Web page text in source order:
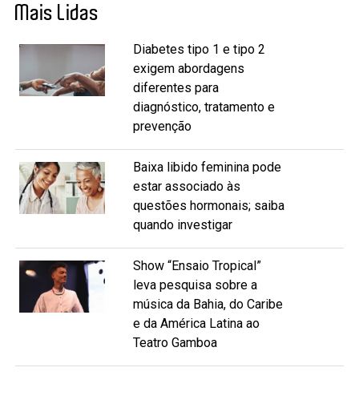
Mais Lidas
Diabetes tipo 1 e tipo 2
exigem abordagens
diferentes para
diagnóstico, tratamento e
prevenção
Baixa libido feminina pode
estar associado às
questões hormonais; saiba
quando investigar
Show “Ensaio Tropical”
leva pesquisa sobre a
música da Bahia, do Caribe
e da América Latina ao
Teatro Gamboa